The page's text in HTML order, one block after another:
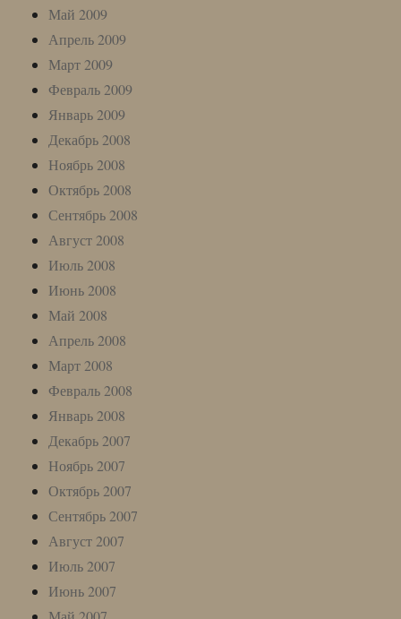
Май 2009
Апрель 2009
Март 2009
Февраль 2009
Январь 2009
Декабрь 2008
Ноябрь 2008
Октябрь 2008
Сентябрь 2008
Август 2008
Июль 2008
Июнь 2008
Май 2008
Апрель 2008
Март 2008
Февраль 2008
Январь 2008
Декабрь 2007
Ноябрь 2007
Октябрь 2007
Сентябрь 2007
Август 2007
Июль 2007
Июнь 2007